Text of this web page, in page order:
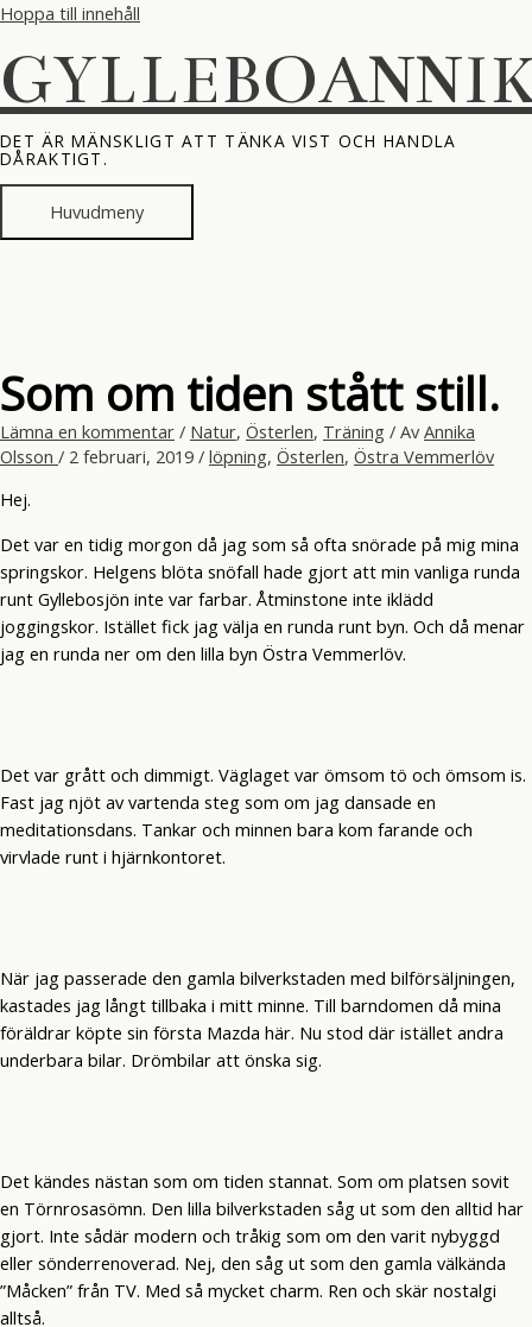
Hoppa till innehåll
DET ÄR MÄNSKLIGT ATT TÄNKA VIST OCH HANDLA
DÅRAKTIGT.
Huvudmeny
Som om tiden stått still.
Lämna en kommentar / Natur, Österlen, Träning / Av Annika
Olsson / 2 februari, 2019 / löpning, Österlen, Östra Vemmerlöv
Hej.
Det var en tidig morgon då jag som så ofta snörade på mig mina
springskor. Helgens blöta snöfall hade gjort att min vanliga runda
runt Gyllebosjön inte var farbar. Åtminstone inte iklädd
joggingskor. Istället fick jag välja en runda runt byn. Och då menar
jag en runda ner om den lilla byn Östra Vemmerlöv.
Det var grått och dimmigt. Väglaget var ömsom tö och ömsom is.
Fast jag njöt av vartenda steg som om jag dansade en
meditationsdans. Tankar och minnen bara kom farande och
virvlade runt i hjärnkontoret.
När jag passerade den gamla bilverkstaden med bilförsäljningen,
kastades jag långt tillbaka i mitt minne. Till barndomen då mina
föräldrar köpte sin första Mazda här. Nu stod där istället andra
underbara bilar. Drömbilar att önska sig.
Det kändes nästan som om tiden stannat. Som om platsen sovit
en Törnrosasömn. Den lilla bilverkstaden såg ut som den alltid har
gjort. Inte sådär modern och tråkig som om den varit nybyggd
eller sönderrenoverad. Nej, den såg ut som den gamla välkända
”Måcken” från TV. Med så mycket charm. Ren och skär nostalgi
alltså.